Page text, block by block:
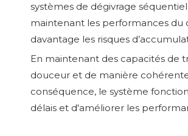
systèmes de dégivrage
maintenant les performances du
davantage les risques
En maintenant des capacités de
douceur et de manière
conséquence, le système
délais et d'améliorer les